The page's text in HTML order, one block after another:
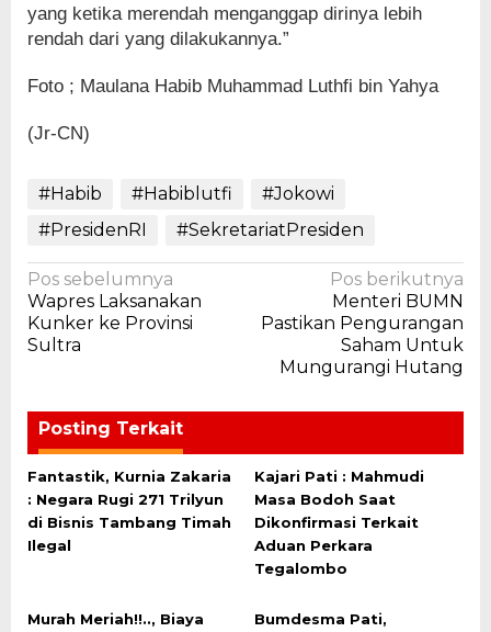
yang ketika merendah menganggap dirinya lebih
rendah dari yang dilakukannya.”
Foto ; Maulana Habib Muhammad Luthfi bin Yahya
(Jr-CN)
#Habib #Habiblutfi
#Jokowi
#PresidenRI
#SekretariatPresiden
Navigasi
pos
Pos sebelumnya
Wapres Laksanakan
Kunker ke Provinsi
Sultra
Pos berikutnya
Menteri BUMN
Pastikan Pengurangan
Saham Untuk
Mungurangi Hutang
Posting Terkait
Fantastik, Kurnia Zakaria
: Negara Rugi 271 Trilyun
di Bisnis Tambang Timah
Ilegal
Kajari Pati : Mahmudi
Masa Bodoh Saat
Dikonfirmasi Terkait
Aduan Perkara
Tegalombo
Murah Meriah!!.., Biaya
Bumdesma Pati,